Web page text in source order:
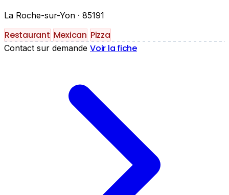
La Roche-sur-Yon · 85191
Restaurant Mexican Pizza
Contact sur demande Voir la fiche